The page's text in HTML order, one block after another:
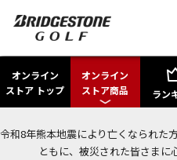
オンライン
ストア トップ
オンライン
ストア商品
ラン
令和8年熊本地震により亡くなられた
ともに、被災された皆さまに
今なら新規会員登録で1,000円OFF